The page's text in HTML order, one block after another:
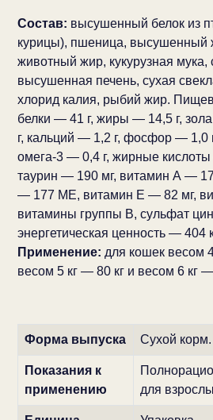
Состав: высушенный белок из
курицы), пшеница, высушенный
животный жир, кукурузная мука,
высушенная печень, сухая
хлорид калия, рыбий жир.
белки — 41 г, жиры — 14,5 г,
г, кальций — 1,2 г, фосфор — 1,0
омега-3 — 0,4 г, жирные
таурин — 190 мг, витамин А —
— 177 МЕ, витамин Е — 82 мг,
витамины группы В, сульфат
энергетическая ценность — 404
Применение: для кошек весом
весом 5 кг — 80 кг и весом 6 кг
Форма выпуска Сухой корм.
Показания к
применению
для